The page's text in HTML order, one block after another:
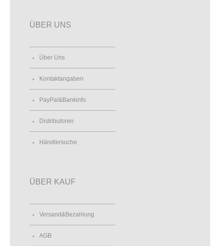
ÜBER UNS
Über Uns
Kontaktangaben
PayPal&Bankinfo
Distributoren
Händlersuche
ÜBER KAUF
Versand&Bezahlung
AGB